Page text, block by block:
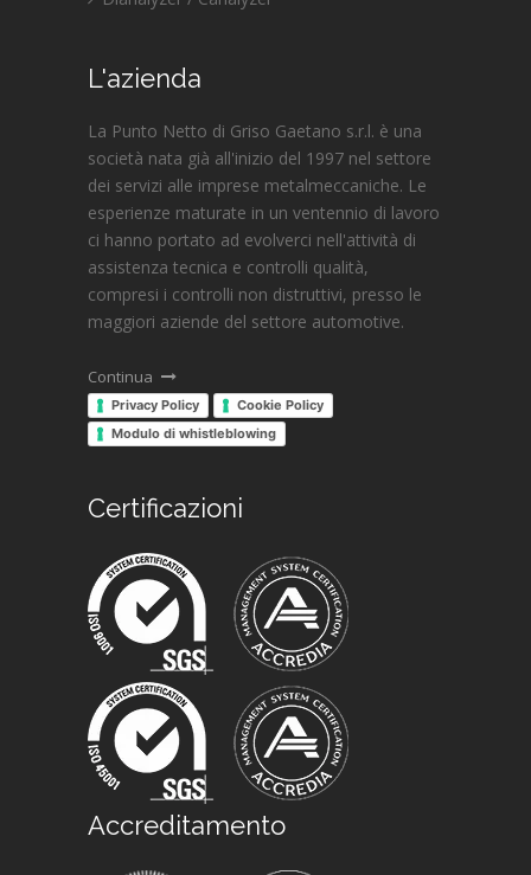
L'azienda
La Punto Netto di Griso Gaetano s.r.l. è una
società nata già all'inizio del 1997 nel settore
dei servizi alle imprese metalmeccaniche. Le
esperienze maturate in un ventennio di lavoro
ci hanno portato ad evolverci nell'attività di
assistenza tecnica e controlli qualità,
compresi i controlli non distruttivi, presso le
maggiori aziende del settore automotive.
Continua
Privacy Policy
Cookie Policy
Modulo di whistleblowing
Certificazioni
Accreditamento